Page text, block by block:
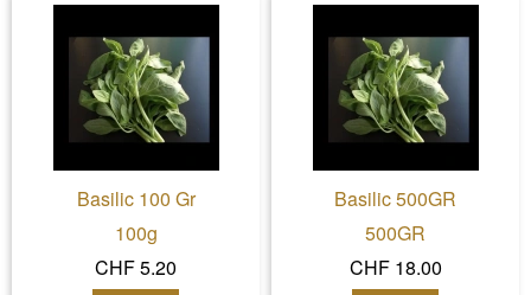
Basilic 100 Gr
100g
CHF 5.20
Basilic 500GR
500GR
CHF 18.00